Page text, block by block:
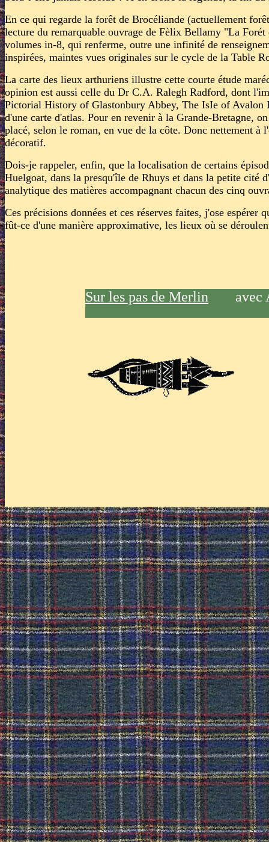
En ce qui regarde la forêt de Brocéliande (actuellement
lecture du remarquable ouvrage de Fèlix Bellamy "La
volumes in-8, qui renferme, outre une infinité de
inspirées, maintes vues originales sur le cycle de la Table
La carte des lieux arthuriens illustre cette courte étude
opinion est aussi celle du Dr C.A. Ralegh Radford, dont
Pictorial History of Glastonbury Abbey, The IsIe of
d'une carte d'atlas. Pour en revenir à la Grande-Bretagne,
placé, selon le roman, en vue de la côte. Donc nettement
décoratif.
Dois-je rappeler, enfin, que la localisation de certains
Huelgoat, dans la presqu'île de Rhuys et dans la petite cité
analytique des matières accompagnant chacun des cinq
Ces précisions données et ces réserves faites, j'ose
fût-ce d'une manière approximative, les lieux où se
Sur les pas de Merlin avec